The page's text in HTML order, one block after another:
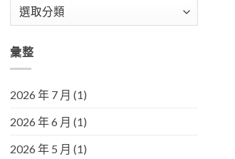
類
彙整
2026 年 7 月 (1)
2026 年 6 月 (1)
2026 年 5 月 (1)